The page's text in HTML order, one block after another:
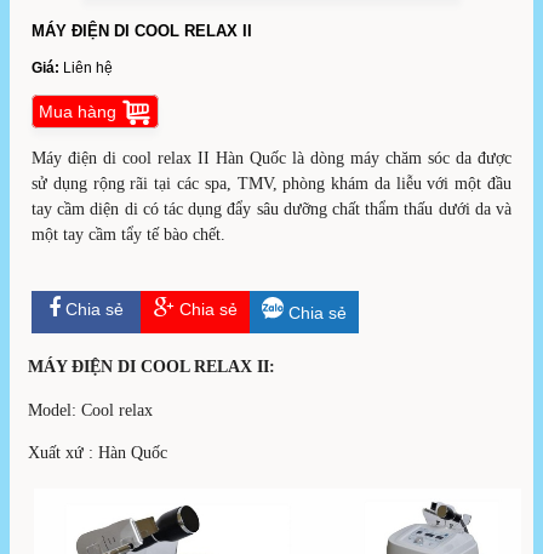
MÁY ĐIỆN DI COOL RELAX II
Giá: Liên hệ
Mua hàng
Máy điện di cool relax II Hàn Quốc là dòng máy chăm sóc da được
sử dụng rộng rãi tại các spa, TMV, phòng khám da liễu với một đầu
tay cầm diện di có tác dụng đẩy sâu dưỡng chất thẩm thấu dưới da và
một tay cầm tẩy tế bào chết.
Chia sẻ Chia sẻ Chia sẻ
MÁY ĐIỆN DI COOL RELAX II:
Model: Cool relax
Xuất xứ : Hàn Quốc